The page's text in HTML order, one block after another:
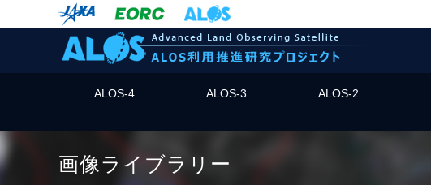
ALOS-4 ALOS-3 ALOS-2
画像ライブラリー